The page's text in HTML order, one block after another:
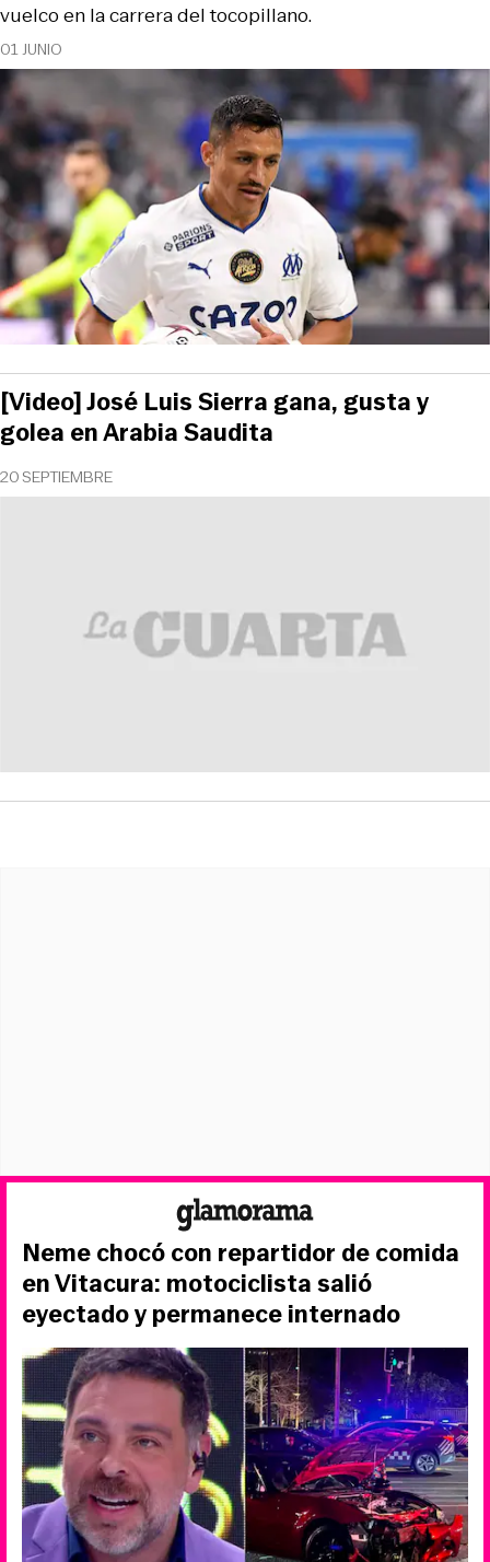
01 JUNIO
vuelco en la carrera del tocopillano.
20 SEPTIEMBRE
[Video] José Luis Sierra gana, gusta y
golea en Arabia Saudita
Neme chocó con repartidor de comida
en Vitacura: motociclista salió
eyectado y permanece internado